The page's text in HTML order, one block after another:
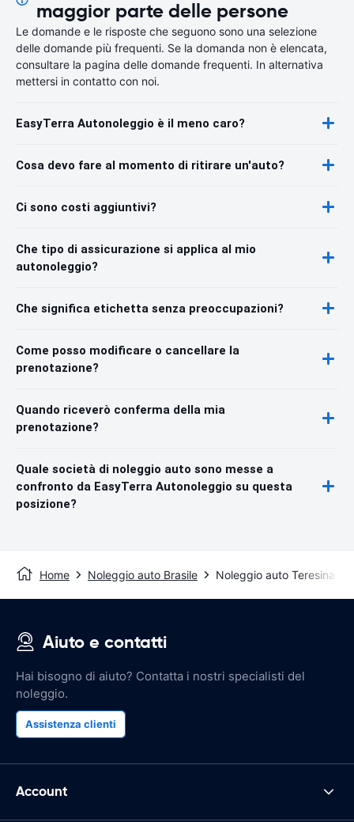
maggior parte delle persone
Le domande e le risposte che seguono sono una selezione
delle domande più frequenti. Se la domanda non è elencata,
consultare la pagina delle domande frequenti. In alternativa
mettersi in contatto con noi.
EasyTerra Autonoleggio è il meno caro?
Cosa devo fare al momento di ritirare un'auto?
Ci sono costi aggiuntivi?
Che tipo di assicurazione si applica al mio
autonoleggio?
Che significa etichetta senza preoccupazioni?
Come posso modificare o cancellare la
prenotazione?
Quando riceverò conferma della mia
prenotazione?
Quale società di noleggio auto sono messe a
confronto da EasyTerra Autonoleggio su questa
posizione?
Home Noleggio auto Brasile Noleggio auto Teresina
Aiuto e contatti
Hai bisogno di aiuto? Contatta i nostri specialisti del
noleggio.
Assistenza clienti
Account